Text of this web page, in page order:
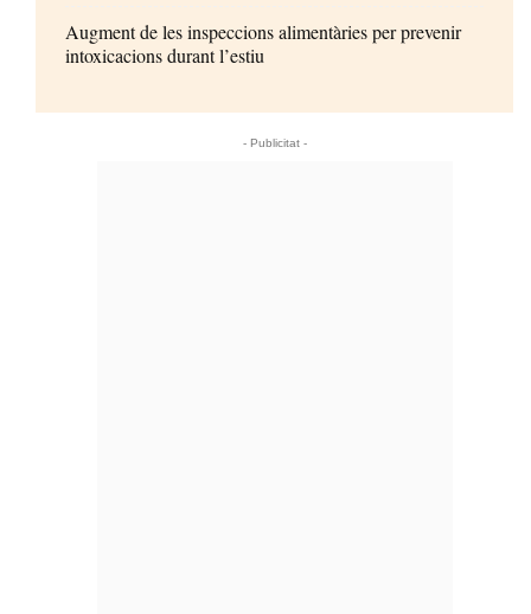
Augment de les inspeccions alimentàries per prevenir
intoxicacions durant l’estiu
- Publicitat -